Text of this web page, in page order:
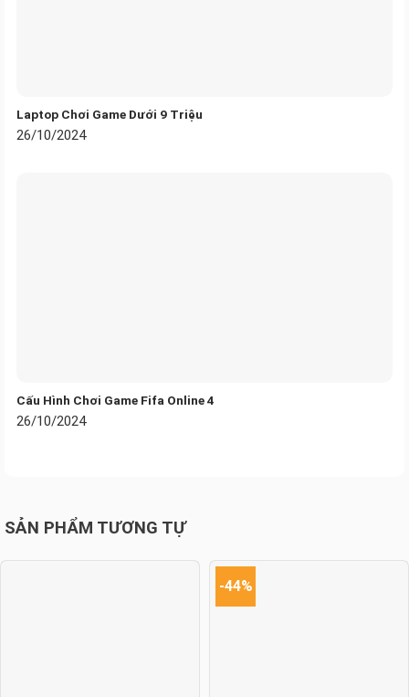
Laptop Chơi Game Dưới 9 Triệu
26/10/2024
Cấu Hình Chơi Game Fifa Online 4
26/10/2024
SẢN PHẨM TƯƠNG TỰ
-44%